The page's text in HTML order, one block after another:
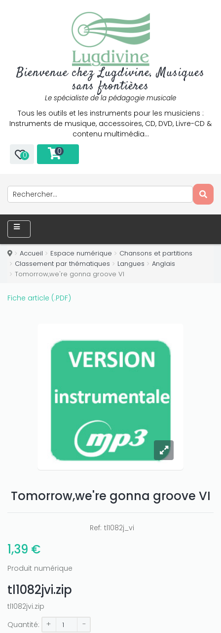
Bienvenue chez Lugdivine, Musiques
sans frontières
Le spécialiste de la pédagogie musicale
Tous les outils et les instruments pour les musiciens :
Instruments de musique, accessoires, CD, DVD, Livre-CD &
contenu multimédia…
0 0
Accueil Espace numérique
Chansons et partitions
Classement par thématiques
Langues
Anglais
Tomorrow,we're gonna groove VI
Fiche article (.PDF)
Tomorrow,we're gonna groove VI
Ref: tl1082j_vi
1,39 €
Produit numérique
tl1082jvi.zip
tl1082jvi.zip
Quantité:
+ -
Only play at
amount on your credits!